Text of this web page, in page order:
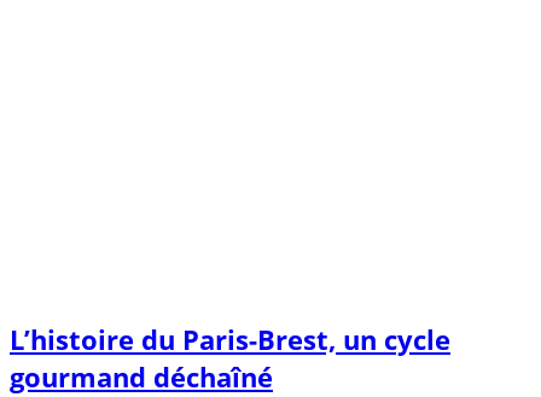
L’histoire du Paris-Brest, un cycle
gourmand déchaîné